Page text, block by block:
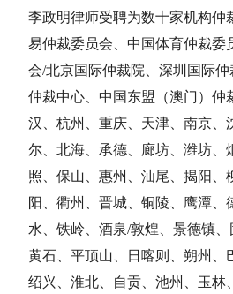
李政明律师受聘为数十家机构仲
易仲裁委员会、中国体育仲裁委
会/北京国际仲裁院、深圳国际
仲裁中心、中国东盟（澳门）仲
汉、杭州、重庆、天津、南京、
尔、北海、承德、廊坊、潍坊、
照、保山、惠州、汕尾、揭阳、
阳、衢州、晋城、铜陵、鹰潭、
水、铁岭、酒泉/敦煌、景德镇、
黄石、平顶山、日喀则、朔州、
绍兴、淮北、自贡、池州、玉林